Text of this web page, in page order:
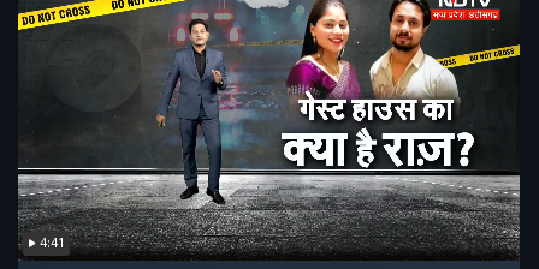
4:41